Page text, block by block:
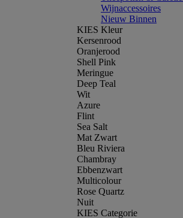
Wijnaccessoires
Nieuw Binnen
KIES Kleur
Kersenrood
Oranjerood
Shell Pink
Meringue
Deep Teal
Wit
Azure
Flint
Sea Salt
Mat Zwart
Bleu Riviera
Chambray
Ebbenzwart
Multicolour
Rose Quartz
Nuit
KIES Categorie